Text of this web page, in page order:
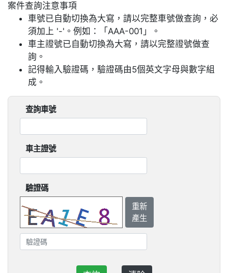
案件查詢注意事項
車號已自動切換為大寫，請以完整車號做查詢，必
須加上 '-'。例如：「AAA-001」。
車主證號已自動切換為大寫，請以完整證號做查
詢。
記得輸入驗證碼，驗證碼由5個英文字母與數字組
成。
查詢車號
車主證號
驗證碼
重新
產生